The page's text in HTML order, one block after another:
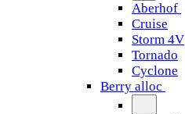
Aberhof
Cruise
Storm 4V
Tornado
Сyclone
Berry alloc